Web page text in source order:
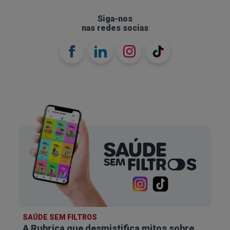
Se a erosão dentária for causada por refluxo
gástrico ou bruxismo, é importante tratar estas
Como prevenir a erosão dentária
A prevenção é a melhor forma de lidar com a
erosão dentária. Mesmo que já apresente algum
desgaste, é importante adotar medidas para a
Siga-nos
nas redes socias
SAÚDE SEM FILTROS